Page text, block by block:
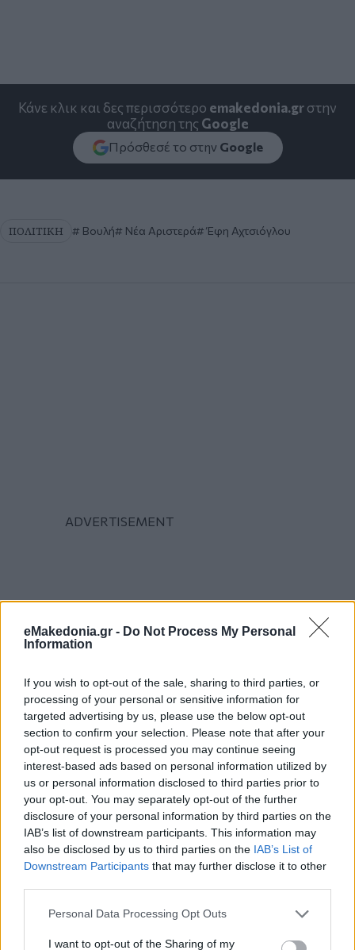
eMakedonia.gr - Do Not Process My Personal
Information
If you wish to opt-out of the sale, sharing to third parties, or
processing of your personal or sensitive information for
targeted advertising by us, please use the below opt-out
section to confirm your selection. Please note that after your
opt-out request is processed you may continue seeing
interest-based ads based on personal information utilized by
us or personal information disclosed to third parties prior to
your opt-out. You may separately opt-out of the further
disclosure of your personal information by third parties on the
IAB’s list of downstream participants. This information may
also be disclosed by us to third parties on the IAB’s List of
Downstream Participants that may further disclose it to other
Please note that this website/app uses one or more Google
not limited to your visit or usage behaviour. You may click to
Personal Data Processing Opt Outs
I want to opt-out of the Sharing of my
Κάνε κλικ και δες περισσότερο emakedonia.grστην
αναζήτηση της Google
Πρόσθεσέ το στην Google
ΠΟΛΙΤΙΚΗ Βουλή Νέα Αριστερά Έφη Αχτσιόγλου